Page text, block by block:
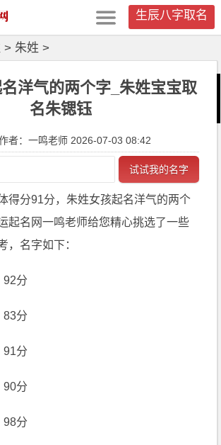
生辰八字取名
>朱姓 >
洋气的两个字_朱姓宝宝取
名朱锶钰
者：一鸣老师 2026-07-03 08:42
试试我的名字
得分91分，朱姓女孩起名洋气的两个
起名网一鸣老师给您精心挑选了一些
，名字如下：
92分
83分
91分
90分
98分